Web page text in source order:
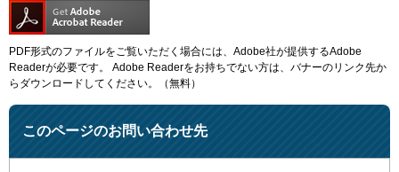
PDF形式のファイルをご覧いただく場合には、Adobe社が提供するAdobe
Readerが必要です。
Adobe Readerをお持ちでない方は、バナーのリンク先か
らダウンロードしてください。（無料）
このページのお問い合わせ先